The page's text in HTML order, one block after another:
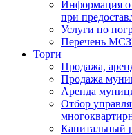
Информация
при
Услуги по
Перечень
Торги
Продажа,
Продажа
Аренда
Отбор
Капитальный